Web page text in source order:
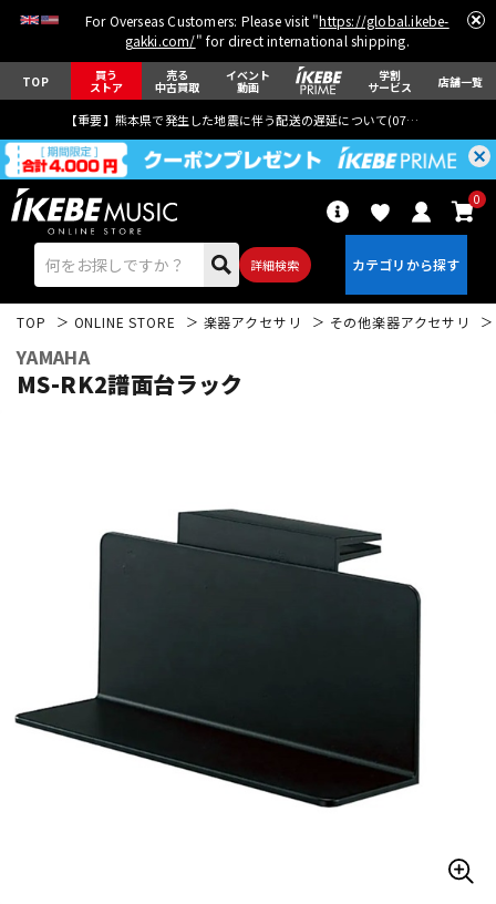
For Overseas Customers: Please visit "https://global.ikebe-
gakki.com/" for direct international shipping.
TOP 買う
ストア
売る
中古買取
イベント
動画
学割
サービス 店舗一覧
【重要】熊本県で発生した地震に伴う配送の遅延について(07月29日
詳細検索
0
ベース ウクレレ
キーボード
その他楽器
TOP ONLINE STORE 楽器アクセサリ その他楽器アクセサリ
YAMAHA
MS-RK2譜面台ラック